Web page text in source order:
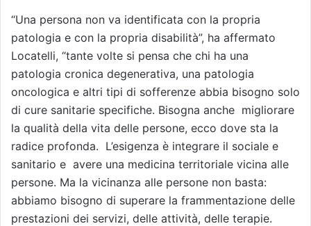
“Una persona non va identificata con la propria
patologia e con la propria disabilità”, ha affermato
Locatelli, “tante volte si pensa che chi ha una
patologia cronica degenerativa, una patologia
oncologica e altri tipi di sofferenze abbia bisogno solo
di cure sanitarie specifiche. Bisogna anche migliorare
la qualità della vita delle persone, ecco dove sta la
radice profonda. L’esigenza è integrare il sociale e
sanitario e avere una medicina territoriale vicina alle
persone. Ma la vicinanza alle persone non basta:
abbiamo bisogno di superare la frammentazione delle
prestazioni dei servizi, delle attività, delle terapie.